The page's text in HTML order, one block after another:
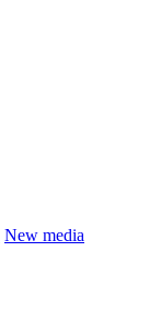
New media